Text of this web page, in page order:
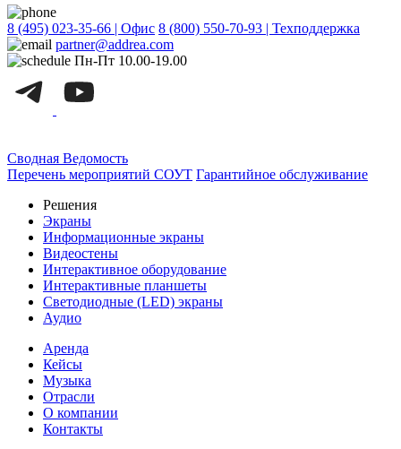
8 (495) 023-35-66 | Офис 8 (800) 550-70-93 | Техподдержка
partner@addrea.com
Пн-Пт 10.00-19.00
Сводная Ведомость
Перечень мероприятий СОУТ Гарантийное обслуживание
Решения
Экраны
Информационные экраны
Видеостены
Интерактивное оборудование
Интерактивные планшеты
Светодиодные (LED) экраны
Аудио
Аренда
Кейсы
Музыка
Отрасли
О компании
Контакты